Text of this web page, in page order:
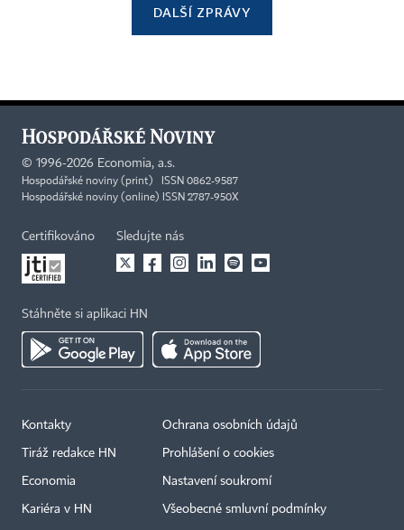
DALŠÍ ZPRÁVY
© 1996-2026 Economia, a.s.
Hospodářské noviny (print) ISSN 0862-9587
Hospodářské noviny (online) ISSN 2787-950X
Certifikováno Sledujte nás
Stáhněte si aplikaci HN
Kontakty
Tiráž redakce HN
Economia
Kariéra v HN
Ochrana osobních údajů
Prohlášení o cookies
Nastavení soukromí
Všeobecné smluvní podmínky